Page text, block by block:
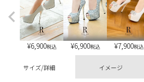
¥6,900税込 ¥6,900税込 ¥7,900税込
サイズ/詳細 イメージ